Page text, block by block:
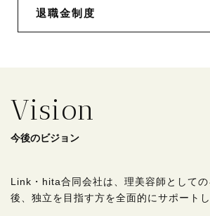
退職金制度
Vision
今後のビジョン
Link・hita合同会社は、理美容師として
後、独立を目指す方を全面的にサポートし